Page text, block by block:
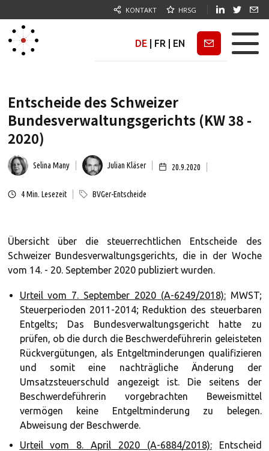
KONTAKT HRSG
DE FR EN Newsletter
Entscheide des Schweizer
Bundesverwaltungsgerichts (KW 38 -
2020)
Selina Many Julian Kläser 20.9.2020
4Min. Lesezeit BVGer-Entscheide
Übersicht über die steuerrechtlichen Entscheide des
Schweizer Bundesverwaltungsgerichts, die in der Woche
vom 14. - 20. September 2020 publiziert wurden.
Urteil vom 7. September 2020 (A-6249/2018):MWST;
Steuerperioden 2011-2014; Reduktion des steuerbaren
Entgelts; Das Bundesverwaltungsgericht hatte zu
prüfen, ob die durch die Beschwerdeführerin geleisteten
Rückvergütungen, als Entgeltminderungen qualifizieren
und somit eine nachträgliche Änderung der
Umsatzsteuerschuld angezeigt ist. Die seitens der
Beschwerdeführerin vorgebrachten Beweismittel
vermögen keine Entgeltminderung zu belegen.
Abweisung der Beschwerde.
Urteil vom 8. April 2020 (A-6884/2018):Entscheid